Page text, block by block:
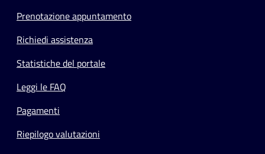
Prenotazione appuntamento
Richiedi assistenza
Statistiche del portale
Leggi le FAQ
Pagamenti
Riepilogo valutazioni